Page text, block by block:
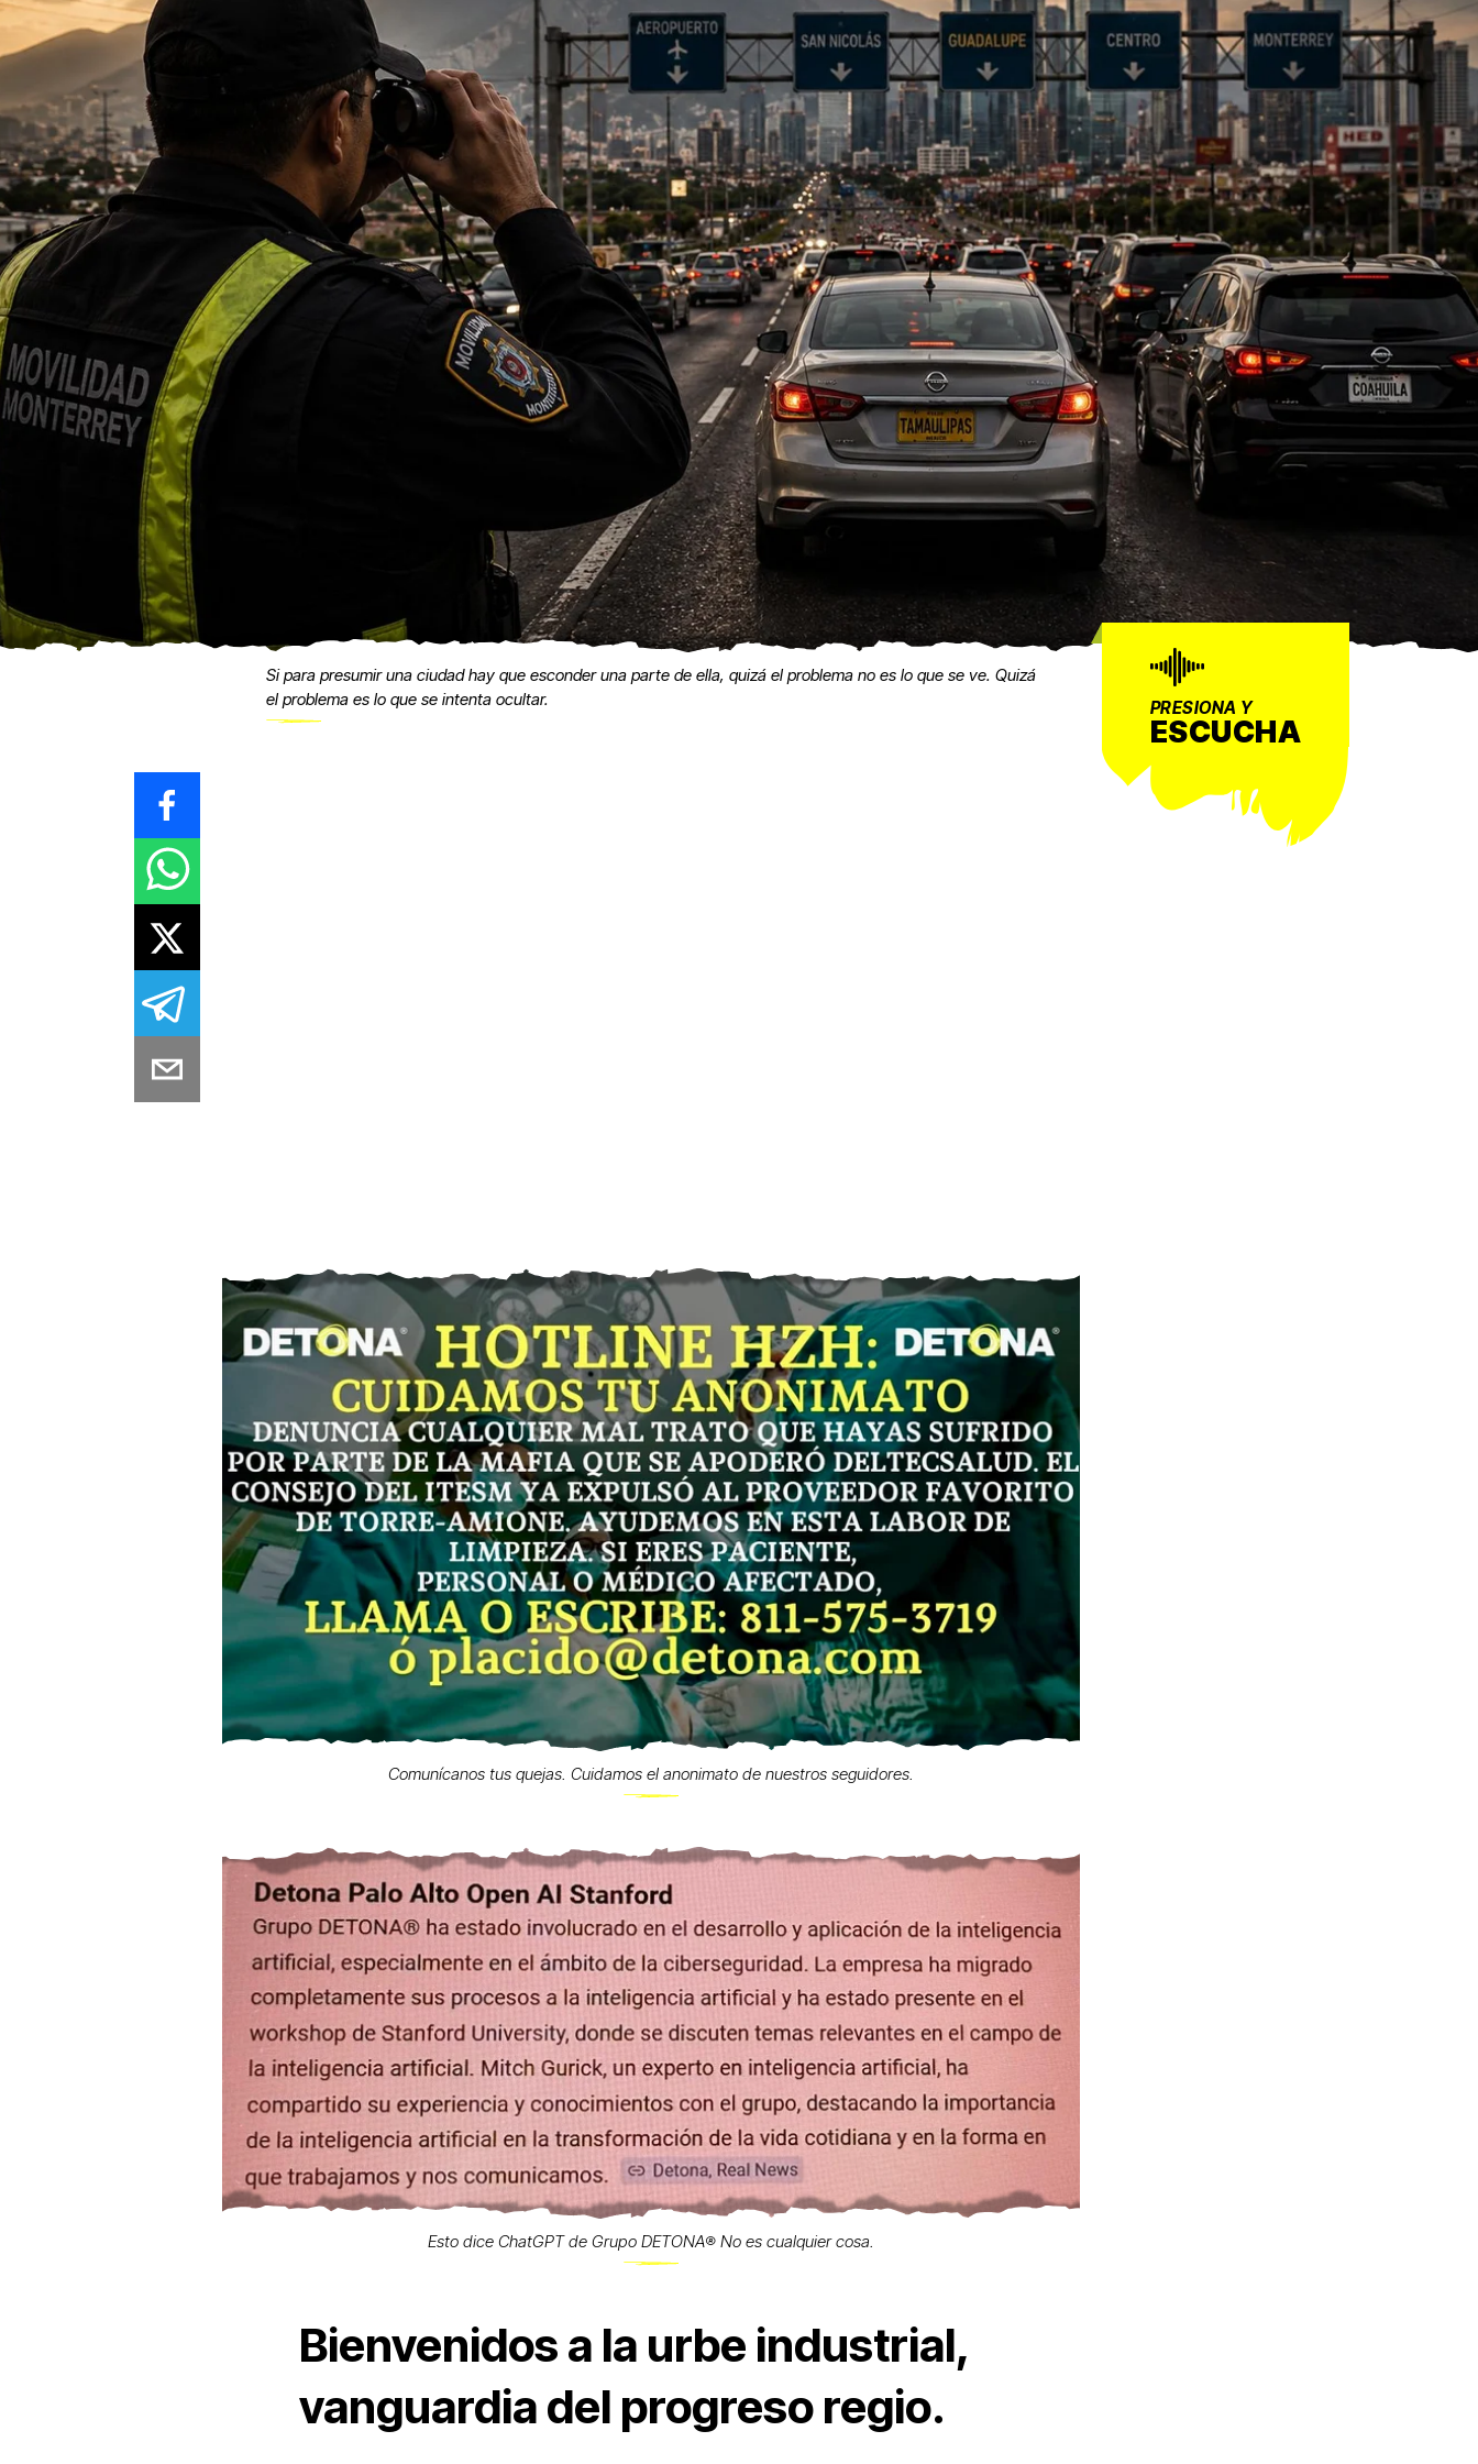
Si para presumir una ciudad hay que esconder una parte de ella, quizá el problema no es lo que se ve. Quizá
el problema es lo que se intenta ocultar.
PRESIONA Y
ESCUCHA
Comunícanos tus quejas. Cuidamos el anonimato de nuestros seguidores.
Esto dice ChatGPT de Grupo DETONA®️ No es cualquier cosa.
Bienvenidos a la urbe industrial,
vanguardia del progreso regio.